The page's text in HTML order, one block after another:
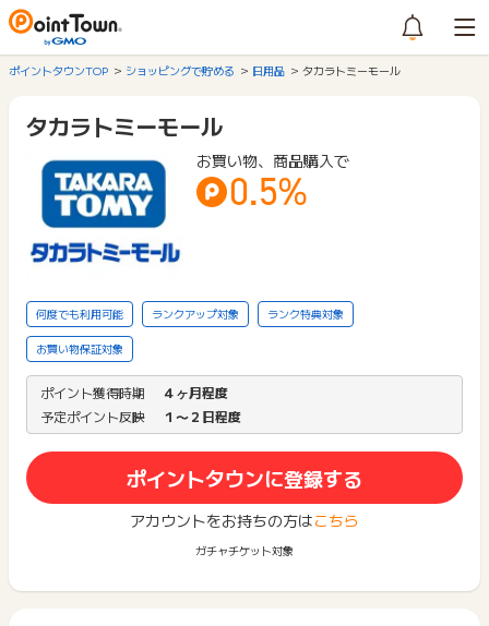
ポイントタウンTOP ショッピングで貯める 日用品 タカラトミーモール
タカラトミーモール
お買い物、商品購入で
0.5%
何度でも利用可能 ランクアップ対象 ランク特典対象
お買い物保証対象
ポイント獲得時期
４ヶ月程度
予定ポイント反映
１〜２日程度
ポイントタウンに登録する
アカウントをお持ちの方はこちら
ガチャチケット対象